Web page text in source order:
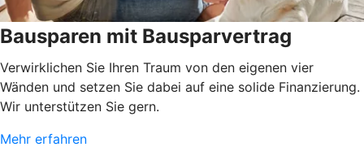
Bausparen mit Bausparvertrag
Verwirklichen Sie Ihren Traum von den eigenen vier
Wänden und setzen Sie dabei auf eine solide Finanzierung.
Wir unterstützen Sie gern.
Mehr erfahren